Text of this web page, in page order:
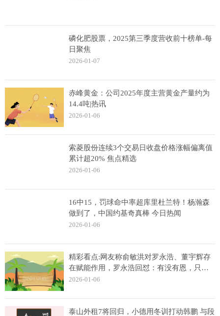
磷化肥股票，2025第三季度营收前十榜单-每
日聚焦
2026-01-07
赤峰黄金：公司2025年度主营黄金产量约为
14.4吨|热讯
2026-01-06
索菱股份连续3个交易日收盘价格涨幅偏离值
累计超20% 焦点精选
2026-01-06
16中15，罚球命中率超库里杜兰特！杨瀚森
做到了，中国约基奇真棒 今日热闻
2026-01-06
精彩看点:网友称俞敏洪对罗永浩、董宇辉存
在赋能作用，罗永浩回怼：有没有恩，只有
当事人知道
2026-01-06
泰山外租7将回归，小德用冬训打动韩鹏 与段